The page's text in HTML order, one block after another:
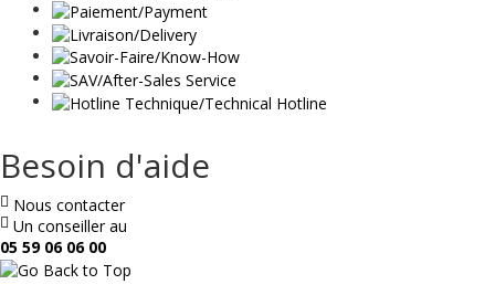
Besoin d'aide
Nous contacter
Un conseiller au
05 59 06 06 00